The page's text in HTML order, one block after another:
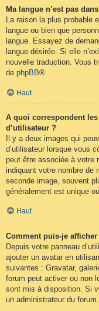
Ma langue n’est pas
La raison la plus probable
langue ou bien que
langue. Essayez de
langue désirée. Si elle
nouvelle traduction. Vous
de phpBB®.
Haut
A quoi correspondent
d’utilisateur ?
Il y a deux images qui
d’utilisateur lorsque vous
peut être associée à votre
indiquant votre nombre de
seconde image, souvent
généralement est unique
Haut
Comment puis-je
Depuis votre panneau
ajouter un avatar en
suivantes : Gravatar,
forum peut activer ou non
sont mis à disposition. Si
un administrateur du forum.